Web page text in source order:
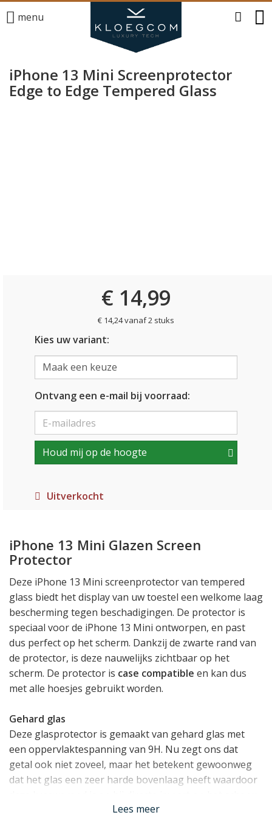
menu
iPhone 13 Mini Screenprotector
Edge to Edge Tempered Glass
€ 14,99
€ 14,24 vanaf 2 stuks
Kies uw variant:
Ontvang een e-mail bij voorraad:
Houd mij op de hoogte
Uitverkocht
iPhone 13 Mini Glazen Screen
Protector
Deze iPhone 13 Mini screenprotector van tempered
glass biedt het display van uw toestel een welkome laag
bescherming tegen beschadigingen. De protector is
speciaal voor de iPhone 13 Mini ontworpen, en past
dus perfect op het scherm. Dankzij de zwarte rand van
de protector, is deze nauwelijks zichtbaar op het
scherm. De protector is case compatible en kan dus
met alle hoesjes gebruikt worden.
Gehard glas
Deze glasprotector is gemaakt van gehard glas met
een oppervlaktespanning van 9H. Nu zegt ons dat
getal ook niet zoveel, maar het betekent gewoonweg
dat het glas een zeer harde bovenlaag heeft waardoor
veel energie absorbeert bij het breken - uiteraard met
Lees meer